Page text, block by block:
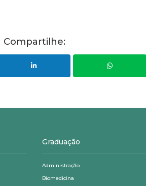
Compartilhe:
Graduação
Administração
Biomedicina